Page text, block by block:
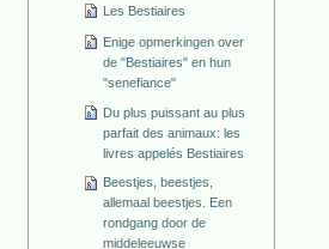
Les Bestiaires
Enige opmerkingen over
de "Bestiaires" en hun
"senefiance"
Du plus puissant au plus
parfait des animaux: les
livres appelés Bestiaires
Beestjes, beestjes,
allemaal beestjes. Een
rondgang door de
middeleeuwse